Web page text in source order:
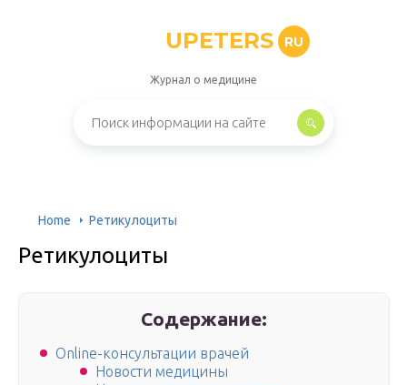
UPETERS RU
Журнал о медицине
Home Ретикулоциты
Ретикулоциты
Содержание:
Online-консультации врачей
Новости медицины